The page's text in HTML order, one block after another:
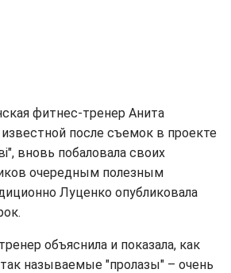
фитнес-тренер Анита
после съемок в проекте
вновь побаловала своих
очередным полезным
Луценко опубликовала
объяснила и показала, как
называемые "пролазы" – очень